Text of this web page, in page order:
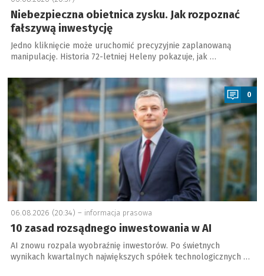
Niebezpieczna obietnica zysku. Jak rozpoznać
fałszywą inwestycję
Jedno kliknięcie może uruchomić precyzyjnie zaplanowaną
manipulację. Historia 72-letniej Heleny pokazuje, jak …
a
0
06.08.2026 (20:34) – informacja prasowa
10 zasad rozsądnego inwestowania w AI
AI znowu rozpala wyobraźnię inwestorów. Po świetnych
wynikach kwartalnych największych spółek technologicznych …